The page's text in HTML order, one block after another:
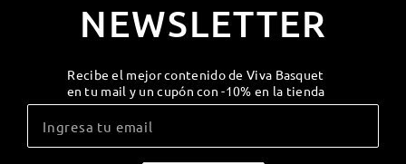
NEWSLETTER
Recibe el mejor contenido de Viva Basquet
en tu mail y un cupón con -10% en la tienda